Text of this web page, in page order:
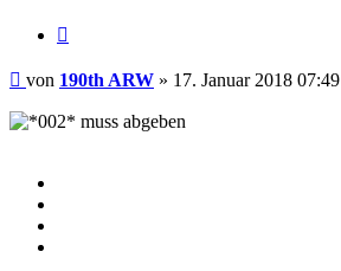
Beitrag
von 190th ARW » 17. Januar 2018 07:49
muss abgeben